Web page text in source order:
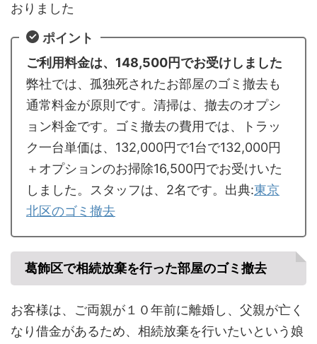
おりました
ポイント
ご利用料金は、148,500円でお受けしました
弊社では、孤独死されたお部屋のゴミ撤去も
通常料金が原則です。清掃は、撤去のオプシ
ョン料金です。ゴミ撤去の費用では、トラッ
ク一台単価は、132,000円で1台で132,000円
＋オプションのお掃除16,500円でお受けいた
しました。スタッフは、2名です。出典:東京
北区のゴミ撤去
葛飾区で相続放棄を行った部屋のゴミ撤去
お客様は、ご両親が１０年前に離婚し、父親が亡く
なり借金があるため、相続放棄を行いたいという娘